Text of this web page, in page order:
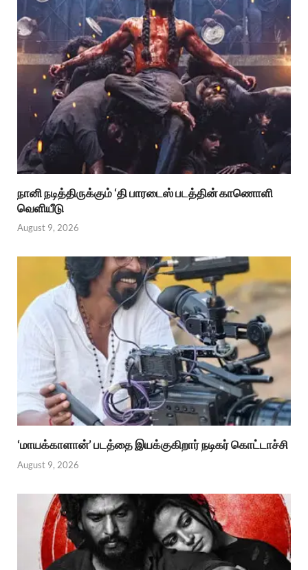
நானி நடித்திருக்கும் ‘தி பாரடைஸ் படத்தின் காணொளி
வெளியீடு
August 9, 2026
‘மாயக்காளான்’ படத்தை இயக்குகிறார் நடிகர் கொட்டாச்சி
August 9, 2026